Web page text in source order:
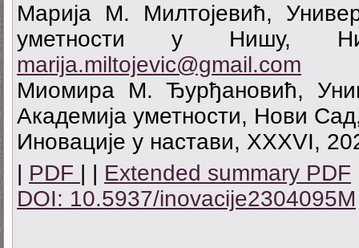
Марија М. Милтојевић,
уметности у Нишу,
marija.miltojevic@gmail.com
Миомира М. Ђурђановић,
Академија уметности, Нови
Иновације у настави, XXXVI,
PDF Extended summary PDF
DOI: 10.5937/inovacije2304095M